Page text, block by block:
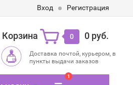
Вход Регистрация
Корзина 0 0 руб.
Доставка почтой, курьером, в
пункты выдачи заказов
1